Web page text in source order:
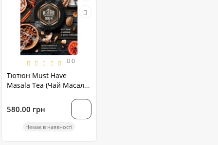
0
Тютюн Must Have
Masala Tea (Чай Масалу)
580.00 грн
Немає в наявності